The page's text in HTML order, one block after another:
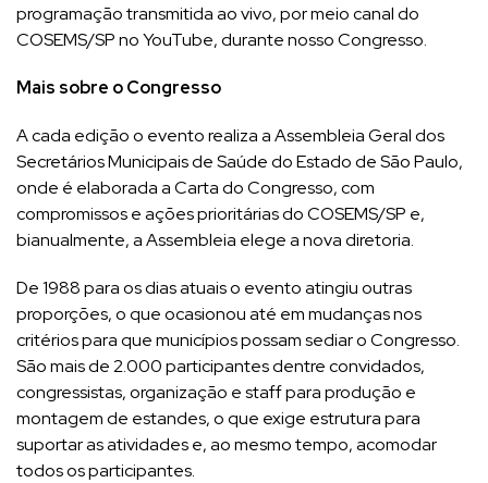
programação transmitida ao vivo, por meio canal do
COSEMS/SP no YouTube, durante nosso Congresso.
Mais sobre o Congresso
A cada edição o evento realiza a Assembleia Geral dos
Secretários Municipais de Saúde do Estado de São Paulo,
onde é elaborada a Carta do Congresso, com
compromissos e ações prioritárias do COSEMS/SP e,
bianualmente, a Assembleia elege a nova diretoria.
De 1988 para os dias atuais o evento atingiu outras
proporções, o que ocasionou até em mudanças nos
critérios para que municípios possam sediar o Congresso.
São mais de 2.000 participantes dentre convidados,
congressistas, organização e staff para produção e
montagem de estandes, o que exige estrutura para
suportar as atividades e, ao mesmo tempo, acomodar
todos os participantes.